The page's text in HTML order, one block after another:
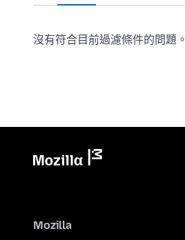
沒有符合目前過濾條件的問題。
Mozilla